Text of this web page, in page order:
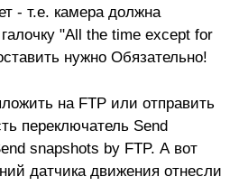
- т.е. камера должна
"All the time except for
нужно Обязательно!
на FTP или отправить
переключатель Send
snapshots by FTP. А вот
датчика движения отнесли